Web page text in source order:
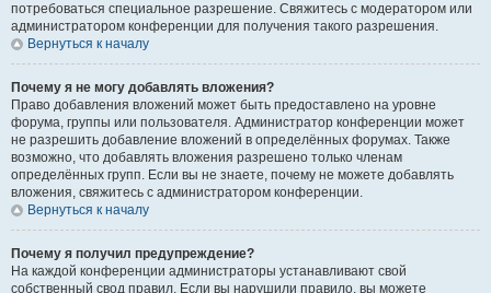
потребоваться специальное разрешение. Свяжитесь с модератором или
администратором конференции для получения такого разрешения.
Вернуться к началу
Почему я не могу добавлять вложения?
Право добавления вложений может быть предоставлено на уровне
форума, группы или пользователя. Администратор конференции может
не разрешить добавление вложений в определённых форумах. Также
возможно, что добавлять вложения разрешено только членам
определённых групп. Если вы не знаете, почему не можете добавлять
вложения, свяжитесь с администратором конференции.
Вернуться к началу
Почему я получил предупреждение?
На каждой конференции администраторы устанавливают свой
собственный свод правил. Если вы нарушили правило, вы можете